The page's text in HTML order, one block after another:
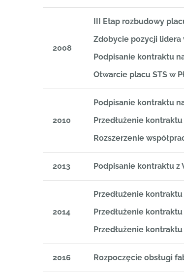
2008
III Etap rozbudowy
Zdobycie pozycji
Podpisanie kontraktu
Otwarcie placu STS w
2010
Podpisanie kontraktu
Przedłużenie
Rozszerzenie
2013 Podpisanie kontraktu z
2014
Przedłużenie
Przedłużenie
Przedłużenie
2016 Rozpoczęcie obsługi